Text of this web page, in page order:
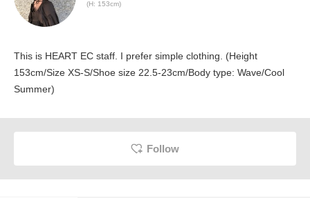
(H: 153cm)
This is HEART EC staff. I prefer simple clothing. (Height
153cm/Size XS-S/Shoe size 22.5-23cm/Body type: Wave/Cool
Summer)
Follow